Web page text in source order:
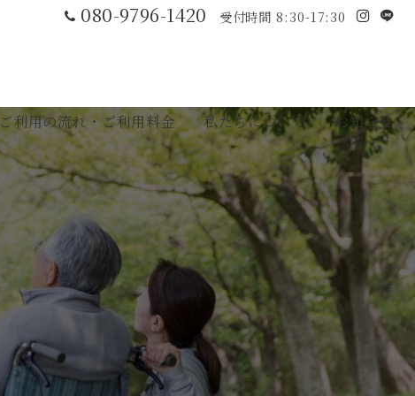
080-9796-1420 受付時間 8:30-17:30
ご利用の流れ・ご利用料金 私たちについて お知らせ